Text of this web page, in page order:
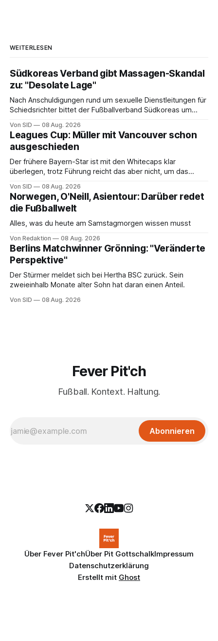
WEITERLESEN
Südkoreas Verband gibt Massagen-Skandal
zu: "Desolate Lage"
Nach Anschuldigungen rund um sexuelle Dienstleitungen für
Schiedsrichter bittet der Fußballverband Südkoreas um
Von SID 08 Aug. 2026
Leagues Cup: Müller mit Vancouver schon
ausgeschieden
Der frühere Bayern-Star ist mit den Whitecaps klar
überlegen, trotz Führung reicht das aber nicht, um das
Von SID 08 Aug. 2026
Norwegen, O'Neill, Asientour: Darüber redet
die Fußballwelt
Alles, was du heute am Samstagmorgen wissen musst
Von Redaktion 08 Aug. 2026
Berlins Matchwinner Grönning: "Veränderte
Perspektive"
Der Stürmer meldet sich bei Hertha BSC zurück. Sein
zweieinhalb Monate alter Sohn hat daran einen Anteil.
Von SID 08 Aug. 2026
Fever Pit'ch
Fußball. Kontext. Haltung.
Abonnieren
Über Fever Pit'chÜber Pit GottschalkImpressum
Datenschutzerklärung
Erstellt mit Ghost